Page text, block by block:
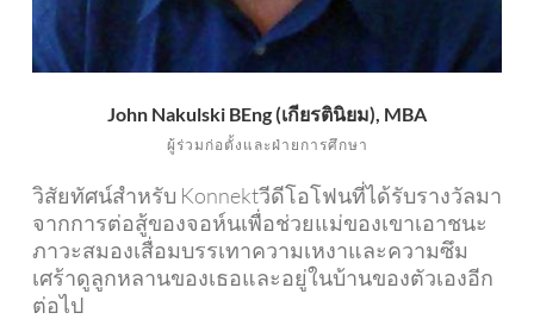
John Nakulski BEng (เกียรตินิยม), MBA
ผู้ร่วมก่อตั้งและฝ่ายการศึกษา
วิสัยทัศน์สำหรับ Konnektวีดีโอโฟนที่ได้รับรางวัลมา
จากการต่อสู้ของจอห์นเพื่อช่วยแม่ของเขาเอาชนะ
ภาวะสมองเสื่อมบรรเทาความเหงาและความซึม
เศร้าดูลูกหลานของเธอและอยู่ในบ้านของตัวเองอีก
ต่อไป